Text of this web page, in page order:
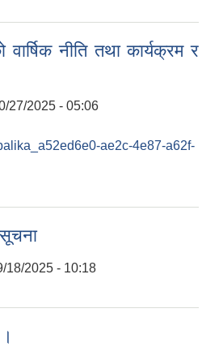
नीति तथा कार्यक्रम र
27/2025 - 05:06
ae2c-4e87-a62f-
18/2025 - 10:18